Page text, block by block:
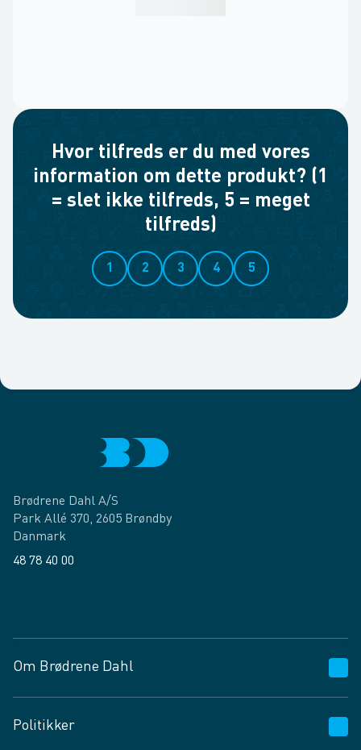
Hvor tilfreds er du med vores
information om dette produkt? (1
= slet ikke tilfreds, 5 = meget
tilfreds)
1 2 3 4 5
Brødrene Dahl A/S
Park Allé 370, 2605 Brøndby
Danmark
48 78 40 00
Om Brødrene Dahl
Vagttelefon 30 10 89 89
Politikker